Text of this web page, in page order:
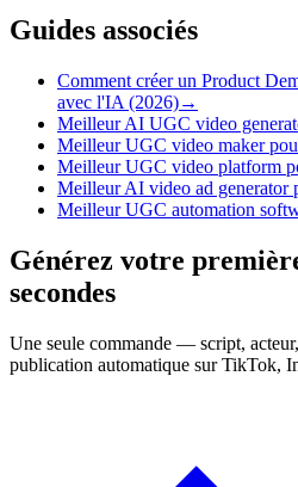
Guides associés
Comment créer un Product
avec l'IA (2026)→
Meilleur AI UGC video
Meilleur UGC video maker
Meilleur UGC video platform
Meilleur AI video ad generator
Meilleur UGC automation
Générez votre
secondes
Une seule commande — script,
publication automatique sur TikTok,